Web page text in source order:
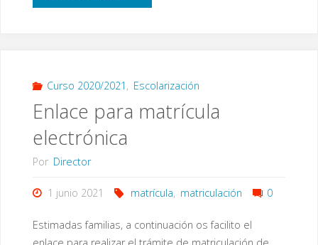
Estival"
Curso 2020/2021 , Escolarización
Enlace para matrícula
electrónica
Por Director
1 junio 2021 matrícula, matriculación 0
Estimadas familias, a continuación os facilito el